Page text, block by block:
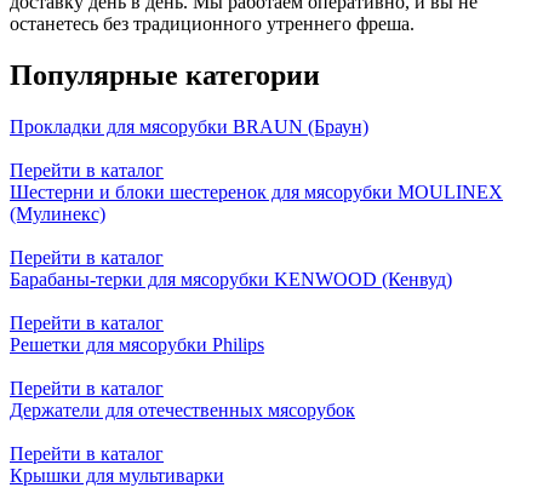
останетесь без традиционного утреннего фреша.
Популярные категории
Прокладки для мясорубки BRAUN (Браун)
Перейти в каталог
Шестерни и блоки шестеренок для мясорубки MOULINEX
(Мулинекс)
Перейти в каталог
Барабаны-терки для мясорубки KENWOOD (Кенвуд)
Перейти в каталог
Решетки для мясорубки Philips
Перейти в каталог
Держатели для отечественных мясорубок
Перейти в каталог
Крышки для мультиварки